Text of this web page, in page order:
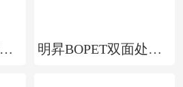
明昇BOPET离型膜：硅油膜 快递袋封口 明昇BOPET双面处理膜（高附着力/高透明度）